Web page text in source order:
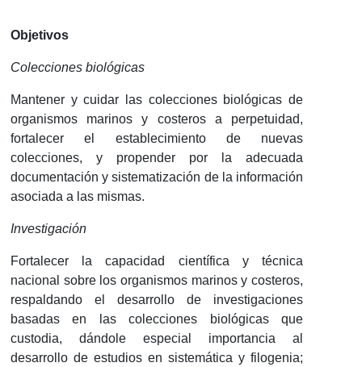
Objetivos
Colecciones biológicas
Mantener y cuidar las colecciones biológicas de
organismos marinos y costeros a perpetuidad,
fortalecer el establecimiento de nuevas
colecciones, y propender por la adecuada
documentación y sistematización de la información
asociada a las mismas.
Investigación
Fortalecer la capacidad científica y técnica
nacional sobre los organismos marinos y costeros,
respaldando el desarrollo de investigaciones
basadas en las colecciones biológicas que
custodia, dándole especial importancia al
desarrollo de estudios en sistemática y filogenia;